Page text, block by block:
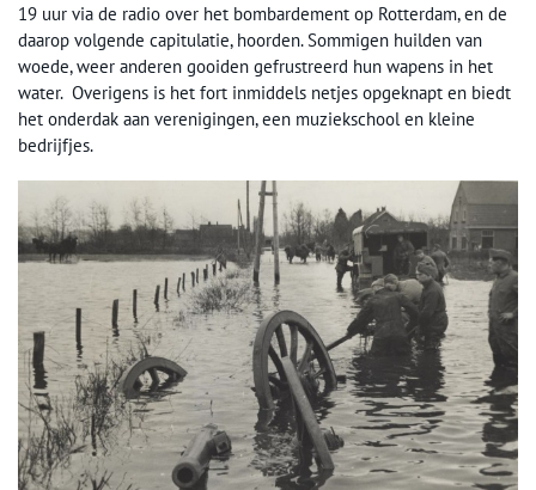
19 uur via de radio over het bombardement op Rotterdam, en de
daarop volgende capitulatie, hoorden. Sommigen huilden van
woede, weer anderen gooiden gefrustreerd hun wapens in het
water. Overigens is het fort inmiddels netjes opgeknapt en biedt
het onderdak aan verenigingen, een muziekschool en kleine
bedrijfjes.